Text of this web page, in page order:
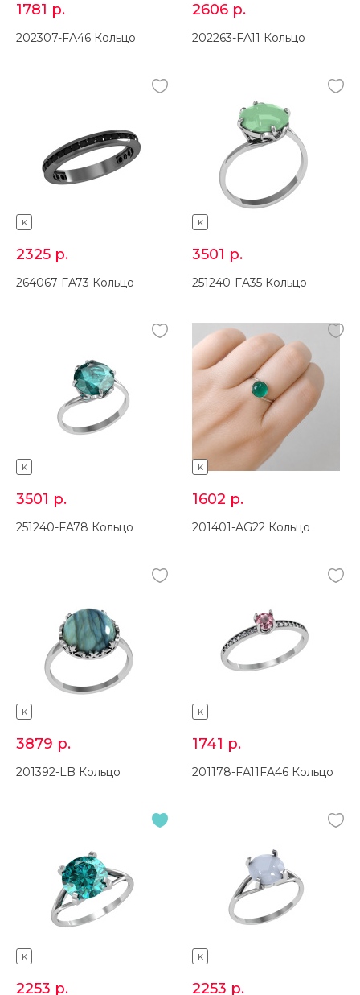
1781 р.
202307-FA46 Кольцо
2606 р.
202263-FA11 Кольцо
K
2325 р.
264067-FA73 Кольцо
K
3501 р.
251240-FA35 Кольцо
K
3501 р.
251240-FA78 Кольцо
K
1602 р.
201401-AG22 Кольцо
K
3879 р.
201392-LB Кольцо
K
1741 р.
201178-FA11FA46 Кольцо
K
2253 р.
K
2253 р.